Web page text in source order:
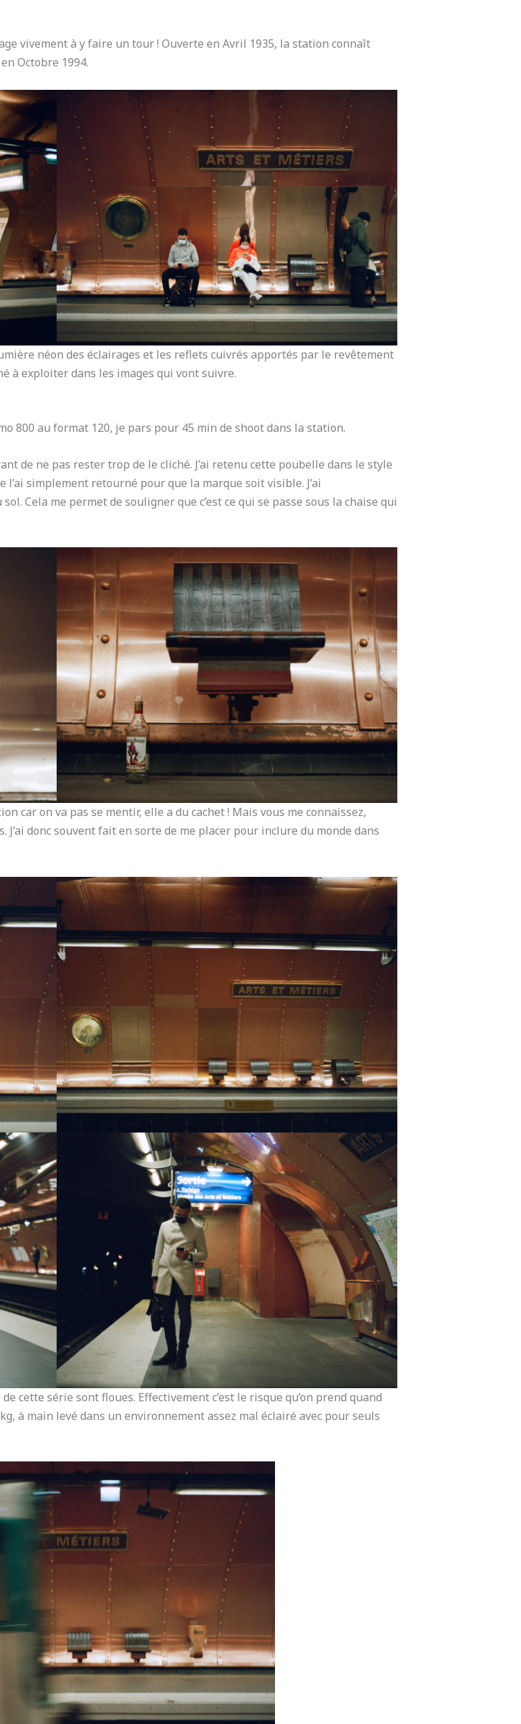
vivement à y faire un tour ! Ouverte en Avril 1935, la station connaît
Octobre 1994.
néon des éclairages et les reflets cuivrés apportés par le revêtement
à exploiter dans les images qui vont suivre.
800 au format 120, je pars pour 45 min de shoot dans la station.
de ne pas rester trop de le cliché. J’ai retenu cette poubelle dans le style
simplement retourné pour que la marque soit visible. J’ai
Cela me permet de souligner que c’est ce qui se passe sous la chaise qui
car on va pas se mentir, elle a du cachet ! Mais vous me connaissez,
donc souvent fait en sorte de me placer pour inclure du monde dans
cette série sont floues. Effectivement c’est le risque qu’on prend quand
à main levé dans un environnement assez mal éclairé avec pour seuls